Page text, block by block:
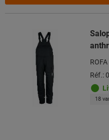
ROFA
Réf.:
18